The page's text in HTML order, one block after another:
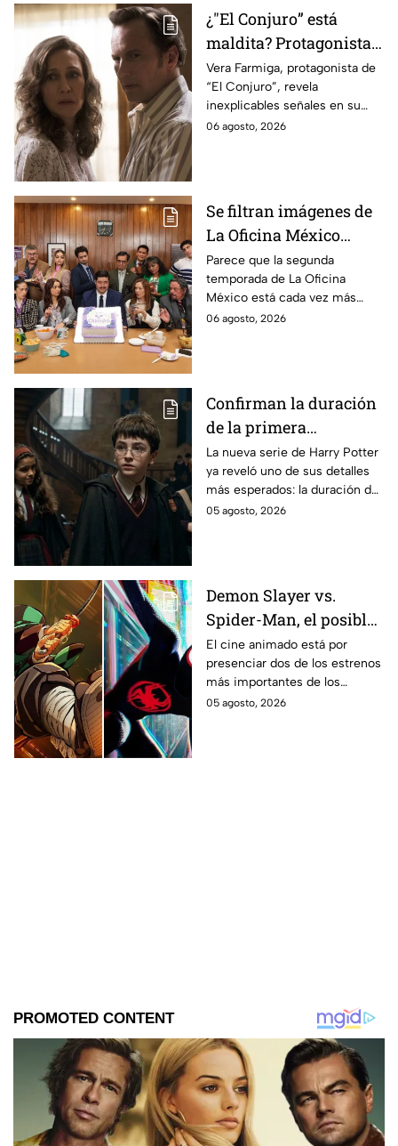
¿"El Conjuro” está
maldita? Protagonista
revela INQUIETANTES
señales en su cuerpo
durante la grabación de
la película
Vera Farmiga, protagonista de
“El Conjuro”, revela
inexplicables señales en su
cuerpo durante el rodaje de la
06 agosto, 2026
Se filtran imágenes de
La Oficina México
temporada 2 y un
detalle desata teorías
entre los fans
Parece que la segunda
temporada de La Oficina
México está cada vez más
cerca, pues el elenco ya se
06 agosto, 2026
Confirman la duración
de la primera
temporada de Harry
Potter y emocionará a
los fans de los libros
La nueva serie de Harry Potter
ya reveló uno de sus detalles
más esperados: la duración de
la primera temporada basada
05 agosto, 2026
Demon Slayer vs.
Spider-Man, el posible
gran enfrentamiento
en taquilla del 2027
El cine animado está por
presenciar dos de los estrenos
más importantes de los
últimos años.
05 agosto, 2026